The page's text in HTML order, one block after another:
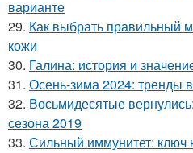
варианте
29. Как выбрать правильный
кожи
30. Галина: история и
31. Осень-зима 2024: тренды
32. Восьмидесятые
сезона 2019
33. Сильный иммунитет: ключ